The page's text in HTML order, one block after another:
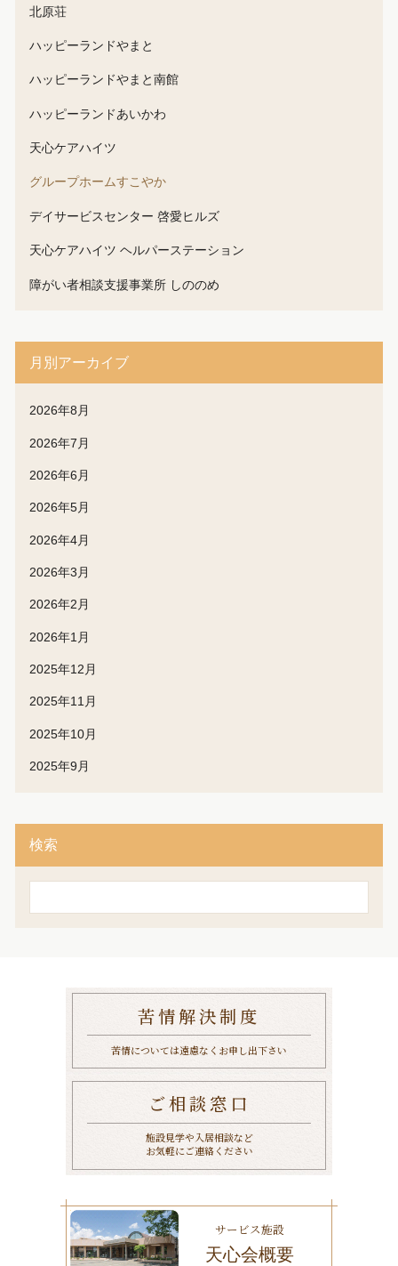
北原荘
ハッピーランドやまと
ハッピーランドやまと南館
ハッピーランドあいかわ
天心ケアハイツ
グループホームすこやか
デイサービスセンター 啓愛ヒルズ
天心ケアハイツ ヘルパーステーション
障がい者相談支援事業所 しののめ
月別アーカイブ
2026年8月
2026年7月
2026年6月
2026年5月
2026年4月
2026年3月
2026年2月
2026年1月
2025年12月
2025年11月
2025年10月
2025年9月
検索
苦情解決制度
苦情については遠慮なくお申し出下さい
ご相談窓口
施設見学や入居相談など
お気軽にご連絡ください
サービス施設
天心会概要